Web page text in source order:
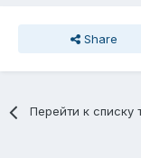
Share
Перейти к списку